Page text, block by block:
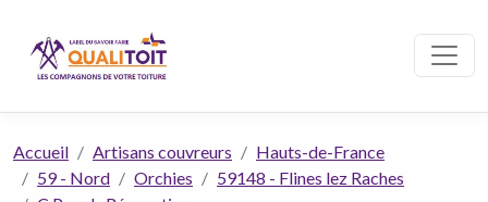
Accueil Artisans couvreurs
Hauts-de-France
59 - Nord
Orchies
59148 - Flines lez Raches